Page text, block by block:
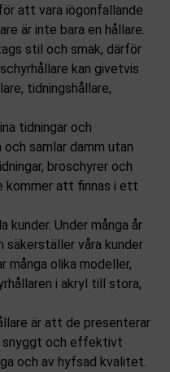
att vara iögonfallande
är inte bara en hållare.
stil och smak, därför
kan givetvis
tidningshållare,
tidningar och
samlar damm utan
broschyrer och
kommer att finnas i ett
kunder. Under många år
våra kunder
många olika modeller,
i akryl till stora,
är att de presenterar
snyggt och effektivt
och av hyfsad kvalitet.